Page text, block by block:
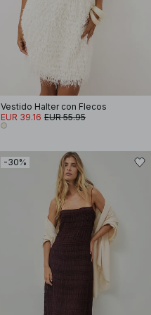
Vestido Halter con Flecos
EUR 39.16 EUR 55.95
-30%